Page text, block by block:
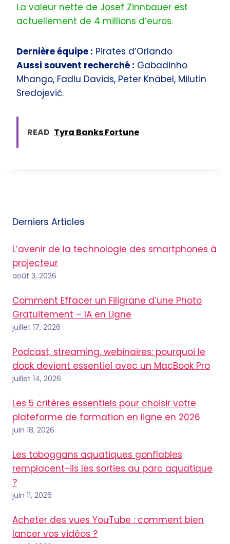
La valeur nette de Josef Zinnbauer est
actuellement de 4 millions d’euros.
Dernière équipe : Pirates d’Orlando
Aussi souvent recherché : Gabadinho
Mhango, Fadlu Davids, Peter Knäbel, Milutin
Sredojević.
READ Tyra Banks Fortune
Derniers Articles
L’avenir de la technologie des smartphones à
projecteur
août 3, 2026
Comment Effacer un Filigrane d’une Photo
Gratuitement – IA en Ligne
juillet 17, 2026
Podcast, streaming, webinaires: pourquoi le
dock devient essentiel avec un MacBook Pro
juillet 14, 2026
Les 5 critères essentiels pour choisir votre
plateforme de formation en ligne en 2026
juin 18, 2026
Les toboggans aquatiques gonflables
remplacent-ils les sorties au parc aquatique
?
juin 11, 2026
Acheter des vues YouTube : comment bien
lancer vos vidéos ?